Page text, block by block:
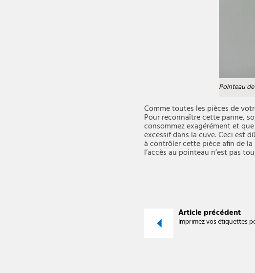
Pointeau
Comme toutes les pièces de
Pour reconnaître cette panne,
consommez exagérément et
excessif dans la cuve. Ceci est
à contrôler cette pièce afin de
l’accès au pointeau n’est pas
Article précédent
Imprimez vos étiquettes